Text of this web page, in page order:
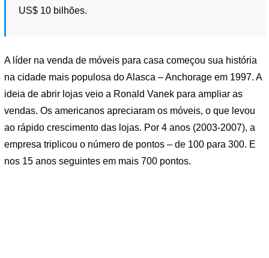
US$ 10 bilhões.
A líder na venda de móveis para casa começou sua história
na cidade mais populosa do Alasca – Anchorage em 1997. A
ideia de abrir lojas veio a Ronald Vanek para ampliar as
vendas. Os americanos apreciaram os móveis, o que levou
ao rápido crescimento das lojas. Por 4 anos (2003-2007), a
empresa triplicou o número de pontos – de 100 para 300. E
nos 15 anos seguintes em mais 700 pontos.